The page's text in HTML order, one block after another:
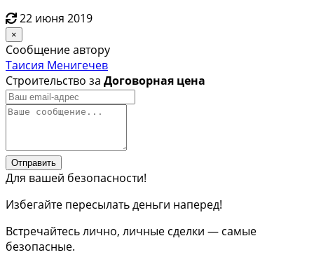
22 июня 2019
×
Сообщение автору
Таисия Менигечев
Строительство за Договорная цена
Отправить
Для вашей безопасности!
Избегайте пересылать деньги наперед!
Встречайтесь лично, личные сделки — самые
безопасные.